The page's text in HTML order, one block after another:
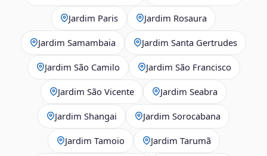
Jardim Paris Jardim Rosaura
Jardim Samambaia Jardim Santa Gertrudes
Jardim São Camilo Jardim São Francisco
Jardim São Vicente Jardim Seabra
Jardim Shangai Jardim Sorocabana
Jardim Tamoio Jardim Tarumã